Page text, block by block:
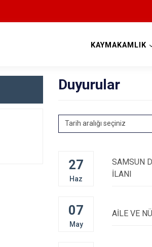
KAYMAKAMLIK
Duyurular
Tarih aralığı seçiniz
27
Haz
SAMSUN
İLANI
07
May
AİLE VE